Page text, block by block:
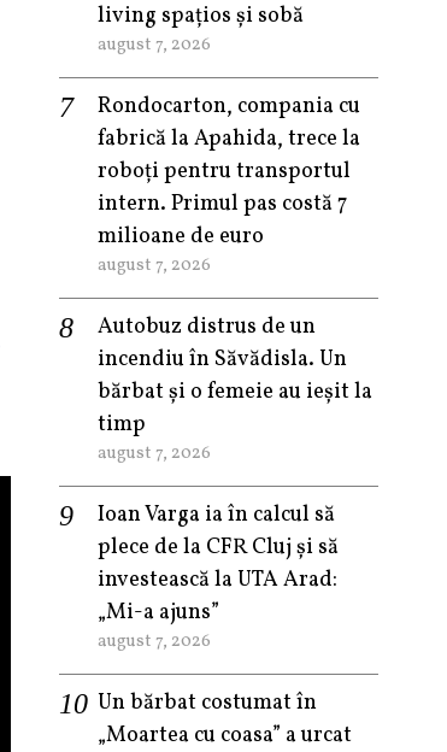
living spațios și sobă
august 7, 2026
Rondocarton, compania cu
fabrică la Apahida, trece la
roboți pentru transportul
intern. Primul pas costă 7
milioane de euro
august 7, 2026
Autobuz distrus de un
incendiu în Săvădisla. Un
bărbat și o femeie au ieșit la
timp
august 7, 2026
Ioan Varga ia în calcul să
plece de la CFR Cluj și să
investească la UTA Arad:
„Mi-a ajuns”
august 7, 2026
Un bărbat costumat în
„Moartea cu coasa” a urcat